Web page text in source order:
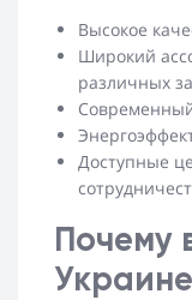
Высокое
Широкий
различных
Доступные
Почему
Украине